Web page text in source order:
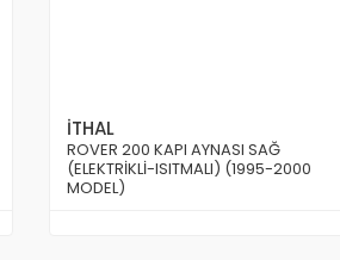
İTHAL
ROVER 200 KAPI AYNASI SAĞ
(ELEKTRİKLİ-ISITMALI) (1995-2000
MODEL)